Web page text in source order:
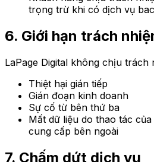
trọng trừ khi có dịch vụ
6. Giới hạn trách
LaPage Digital không chịu trách
Thiệt hại gián tiếp
Gián đoạn kinh doanh
Sự cố từ bên thứ ba
Mất dữ liệu do thao tác
cung cấp bên ngoài
7. Chấm dứt dịch vụ